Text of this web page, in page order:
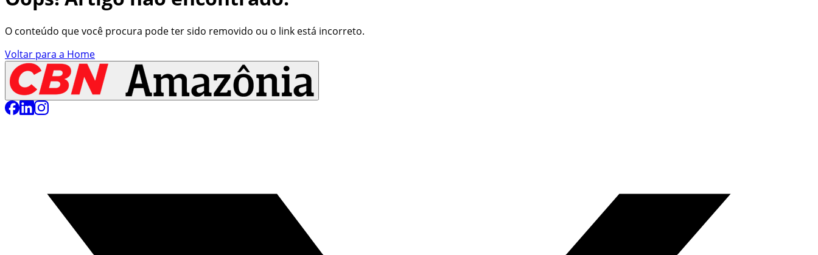
O conteúdo que você procura pode ter sido removido ou o link está incorreto.
Voltar para a Home